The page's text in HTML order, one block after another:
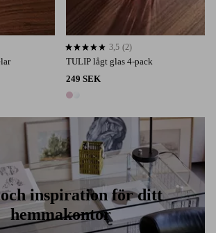
TULIP lågt glas 4-pack
249 SEK
2 färger
3,5 baserat på 2 st betyg
3,5 (2)
inspiration för ditt
hemmakontor